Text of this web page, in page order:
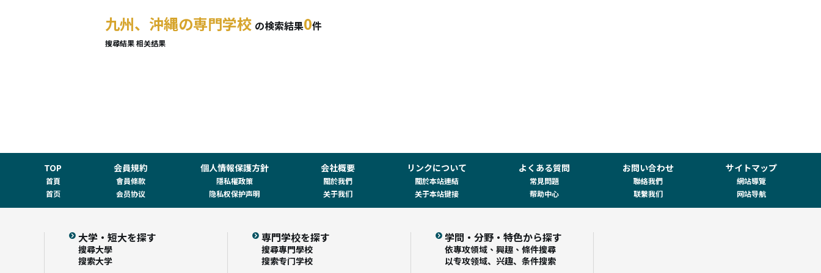
九州、沖縄の専門学校 の検索結果0件
搜尋結果相关结果
TOP
首頁
首页
会員規約
會員條款
会员协议
個人情報保護方針
隱私權政策
隐私权保护声明
会社概要
關於我們
关于我们
リンクについて
關於本站連結
关于本站键接
よくある質問
常見問題
帮助中心
お問い合わせ
聯絡我們
联繫我们
サイトマップ
網站導覽
网站导航
大学・短大を探す
搜尋大學
搜索大学
専門学校を探す
搜尋專門學校
搜索专门学校
学問・分野・特色から探す
依專攻領域、興趣、條件搜尋
以专攻领域、兴趣、条件搜索